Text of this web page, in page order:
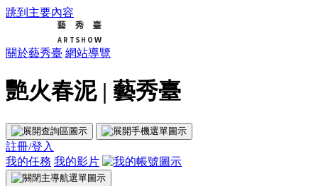
跳到主要內容
關於藝秀臺 網站導覽
艷火春泥 | 藝秀臺
註冊/登入
我的任務 我的影片